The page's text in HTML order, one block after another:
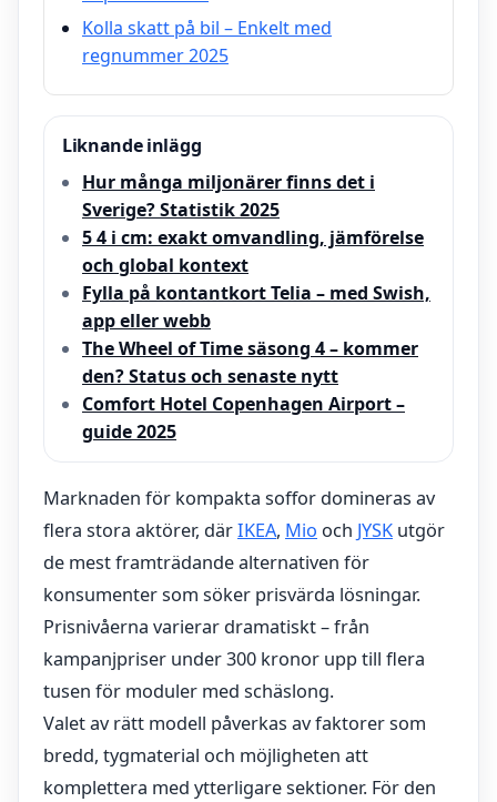
Kolla skatt på bil – Enkelt med
regnummer 2025
Liknande inlägg
Hur många miljonärer finns det i
Sverige? Statistik 2025
5 4 i cm: exakt omvandling, jämförelse
och global kontext
Fylla på kontantkort Telia – med Swish,
app eller webb
The Wheel of Time säsong 4 – kommer
den? Status och senaste nytt
Comfort Hotel Copenhagen Airport –
guide 2025
Marknaden för kompakta soffor domineras av
flera stora aktörer, därIKEA, Mio och JYSK utgör
de mest framträdande alternativen för
konsumenter som söker prisvärda lösningar.
Prisnivåerna varierar dramatiskt – från
kampanjpriser under 300 kronor upp till flera
tusen för moduler med schäslong.
Valet av rätt modell påverkas av faktorer som
bredd, tygmaterial och möjligheten att
komplettera med ytterligare sektioner. För den